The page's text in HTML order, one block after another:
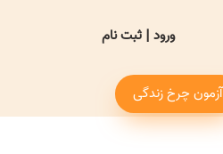
ورود | ثبت نام
آزمون چرخ زندگی